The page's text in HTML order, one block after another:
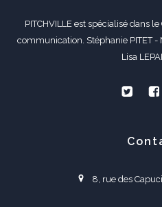
PITCHVILLE est spécialisé dans
communication. Stéphanie PITET -
Lisa
8, rue des